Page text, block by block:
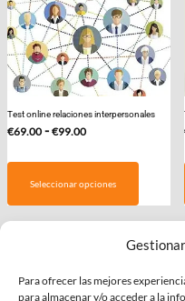
Para ofrecer las mejores
para almacenar y/o acceder a la
Test online relaciones interpersonales
€69.00 - €99.00Rango
desde
Seleccionar opciones